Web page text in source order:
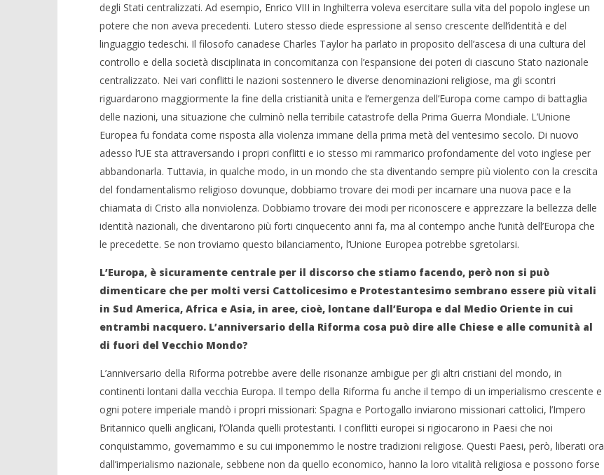
degli Stati centralizzati. Ad esempio, Enrico VIII in Inghilterra voleva esercitare sulla vita del popolo inglese un
potere che non aveva precedenti. Lutero stesso diede espressione al senso crescente dell’identità e del
linguaggio tedeschi. Il filosofo canadese Charles Taylor ha parlato in proposito dell’ascesa di una cultura del
controllo e della società disciplinata in concomitanza con l’espansione dei poteri di ciascuno Stato nazionale
centralizzato. Nei vari conflitti le nazioni sostennero le diverse denominazioni religiose, ma gli scontri
riguardarono maggiormente la fine della cristianità unita e l’emergenza dell’Europa come campo di battaglia
delle nazioni, una situazione che culminò nella terribile catastrofe della Prima Guerra Mondiale. L’Unione
Europea fu fondata come risposta alla violenza immane della prima metà del ventesimo secolo. Di nuovo
adesso l’UE sta attraversando i propri conflitti e io stesso mi rammarico profondamente del voto inglese per
abbandonarla. Tuttavia, in qualche modo, in un mondo che sta diventando sempre più violento con la crescita
del fondamentalismo religioso dovunque, dobbiamo trovare dei modi per incarnare una nuova pace e la
chiamata di Cristo alla nonviolenza. Dobbiamo trovare dei modi per riconoscere e apprezzare la bellezza delle
identità nazionali, che diventarono più forti cinquecento anni fa, ma al contempo anche l’unità dell’Europa che
le precedette. Se non troviamo questo bilanciamento, l’Unione Europea potrebbe sgretolarsi.
L’Europa, è sicuramente centrale per il discorso che stiamo facendo, però non si può
dimenticare che per molti versi Cattolicesimo e Protestantesimo sembrano essere più vitali
in Sud America, Africa e Asia, in aree, cioè, lontane dall’Europa e dal Medio Oriente in cui
entrambi nacquero. L’anniversario della Riforma cosa può dire alle Chiese e alle comunità al
di fuori del Vecchio Mondo?
L’anniversario della Riforma potrebbe avere delle risonanze ambigue per gli altri cristiani del mondo, in
continenti lontani dalla vecchia Europa. Il tempo della Riforma fu anche il tempo di un imperialismo crescente e
ogni potere imperiale mandò i propri missionari: Spagna e Portogallo inviarono missionari cattolici, l’Impero
Britannico quelli anglicani, l’Olanda quelli protestanti. I conflitti europei si rigiocarono in Paesi che noi
conquistammo, governammo e su cui imponemmo le nostre tradizioni religiose. Questi Paesi, però, liberati ora
dall’imperialismo nazionale, sebbene non da quello economico, hanno la loro vitalità religiosa e possono forse